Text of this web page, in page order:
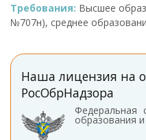
Требования: Высшее
№707н), среднее
Наша лицензия на
РосОбрНадзора
Федеральная
образования